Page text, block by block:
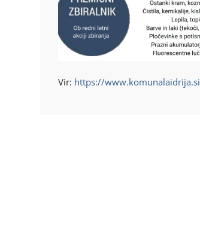
Vir: https://www.komunalaidrija.si